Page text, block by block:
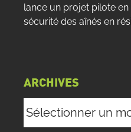
lance un projet pilote
sécurité des aînés en
ARCHIVES